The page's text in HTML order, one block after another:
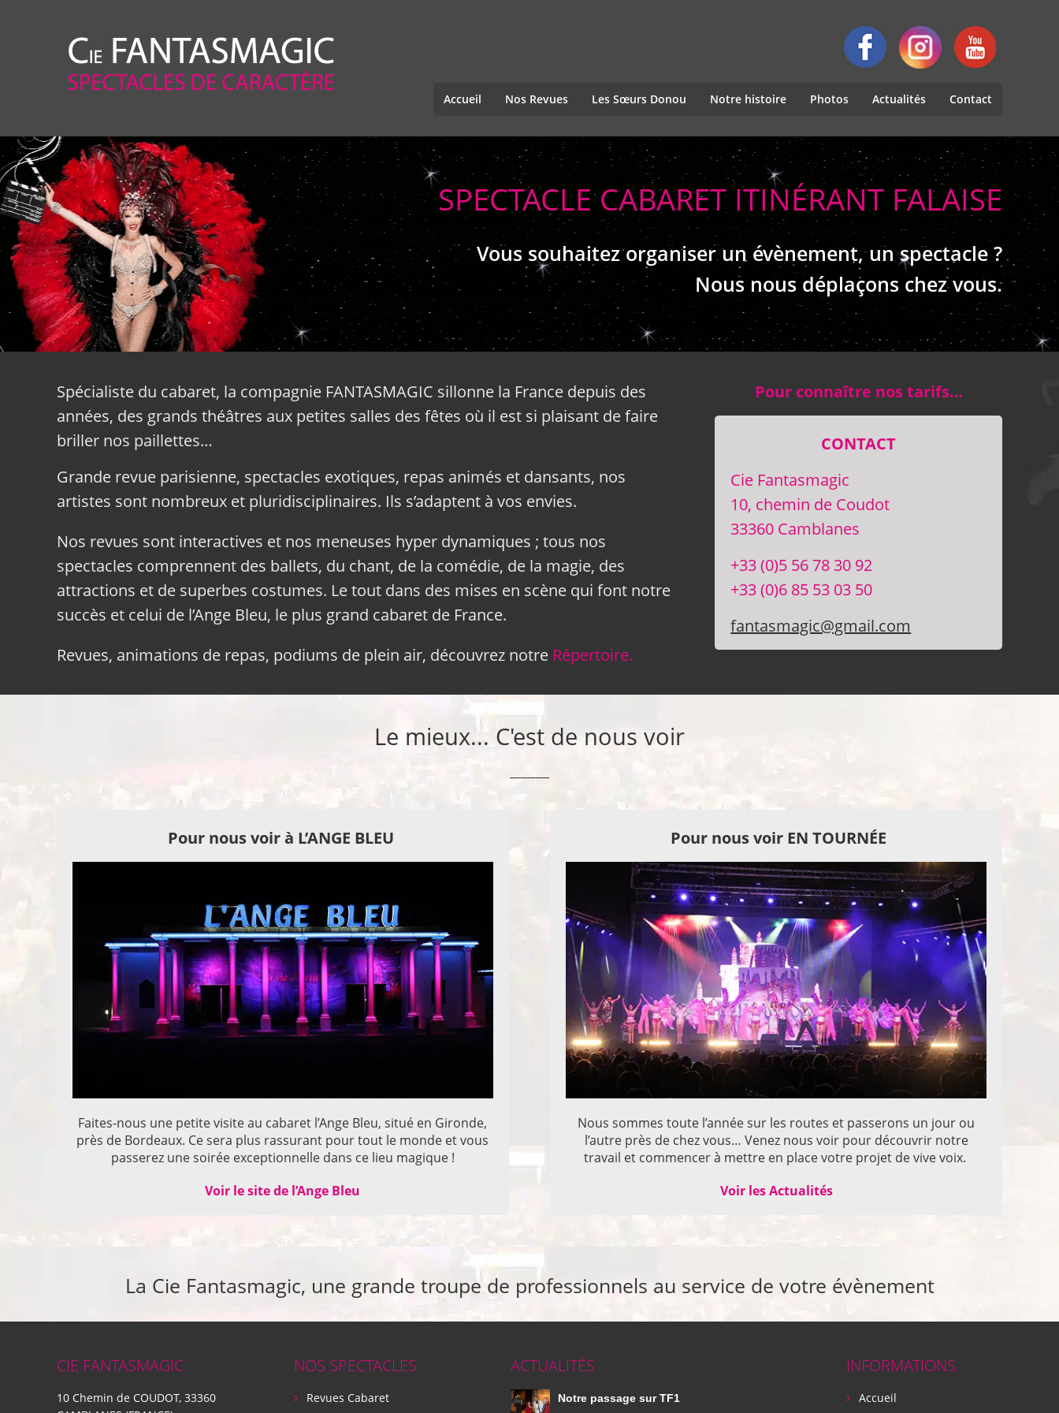
Accueil Nos Revues Les Sœurs Donou Notre histoire Photos Actualités Contact
SPECTACLE CABARET ITINÉRANT FALAISE
Vous souhaitez organiser un évènement, un spectacle ?
Nous nous déplaçons chez vous.
Spécialiste du cabaret, la compagnie FANTASMAGIC sillonne la France depuis des
années, des grands théâtres aux petites salles des fêtes où il est si plaisant de faire
briller nos paillettes…
Grande revue parisienne, spectacles exotiques, repas animés et dansants, nos
artistes sont nombreux et pluridisciplinaires. Ils s’adaptent à vos envies.
Nos revues sont interactives et nos meneuses hyper dynamiques ; tous nos
spectacles comprennent des ballets, du chant, de la comédie, de la magie, des
attractions et de superbes costumes. Le tout dans des mises en scène qui font notre
succès et celui de l’Ange Bleu, le plus grand cabaret de France.
Revues, animations de repas, podiums de plein air, découvrez notre Répertoire.
Pour connaître nos tarifs…
CONTACT
Cie Fantasmagic
10, chemin de Coudot
33360 Camblanes
+33 (0)5 56 78 30 92
+33 (0)6 85 53 03 50
fantasmagic@gmail.com
Le mieux... C'est de nous voir
Pour nous voir à L’ANGE BLEU
Faites-nous une petite visite au cabaret l’Ange Bleu, situé en Gironde,
près de Bordeaux. Ce sera plus rassurant pour tout le monde et vous
passerez une soirée exceptionnelle dans ce lieu magique !
Voir le site de l’Ange Bleu
Pour nous voir EN TOURNÉE
Nous sommes toute l’année sur les routes et passerons un jour ou
l’autre près de chez vous… Venez nous voir pour découvrir notre
travail et commencer à mettre en place votre projet de vive voix.
Voir les Actualités
La Cie Fantasmagic, une grande troupe de professionnels au service de votre évènement
CIE FANTASMAGIC
10 Chemin de COUDOT, 33360
NOS SPECTACLES
Revues Cabaret
ACTUALITÉS
Notre passage sur TF1
INFORMATIONS
Accueil